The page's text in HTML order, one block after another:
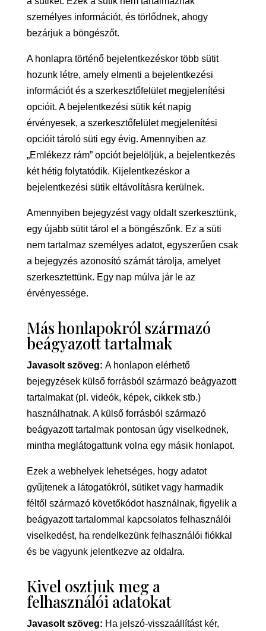
személyes információt, és törlődnek, ahogy
bezárjuk a böngészőt.
A honlapra történő bejelentkezéskor több sütit
hozunk létre, amely elmenti a bejelentkezési
információt és a szerkesztőfelület megjelenítési
opcióit. A bejelentkezési sütik két napig
érvényesek, a szerkesztőfelület megjelenítési
opcióit tároló süti egy évig. Amennyiben az
„Emlékezz rám” opciót bejelöljük, a bejelentkezés
két hétig folytatódik. Kijelentkezéskor a
bejelentkezési sütik eltávolításra kerülnek.
Amennyiben bejegyzést vagy oldalt szerkesztünk,
egy újabb sütit tárol el a böngészőnk. Ez a süti
nem tartalmaz személyes adatot, egyszerűen csak
a bejegyzés azonosító számát tárolja, amelyet
szerkesztettünk. Egy nap múlva jár le az
érvényessége.
Más honlapokról származó
beágyazott tartalmak
Javasolt szöveg: A honlapon elérhető
bejegyzések külső forrásból származó beágyazott
tartalmakat (pl. videók, képek, cikkek stb.)
használhatnak. A külső forrásból származó
beágyazott tartalmak pontosan úgy viselkednek,
mintha meglátogattunk volna egy másik honlapot.
Ezek a webhelyek lehetséges, hogy adatot
gyűjtenek a látogatókról, sütiket vagy harmadik
féltől származó követőkódot használnak, figyelik a
beágyazott tartalommal kapcsolatos felhasználói
viselkedést, ha rendelkezünk felhasználói fiókkal
és be vagyunk jelentkezve az oldalra.
Kivel osztjuk meg a
felhasználói adatokat
Javasolt szöveg: Ha jelszó-visszaállítást kér,